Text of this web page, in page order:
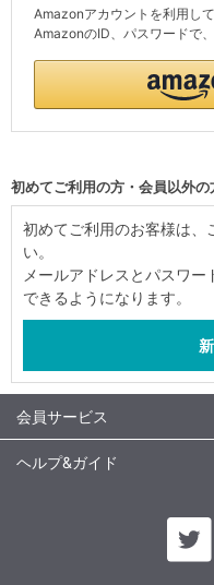
Amazonアカウントを利用し
AmazonのID、パスワードで
初めてご利用の方・会員以外の
初めてご利用のお客様は、
い。
メールアドレスとパスワ
できるようになります。
会員サービス
ヘルプ&ガイド